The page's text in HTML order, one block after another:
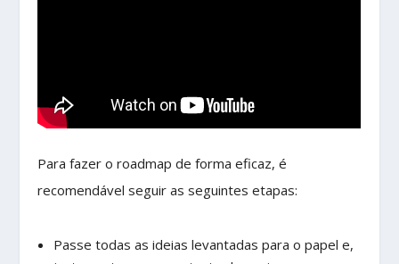
Para fazer o roadmap de forma eficaz, é
recomendável seguir as seguintes etapas:
Passe todas as ideias levantadas para o papel e,